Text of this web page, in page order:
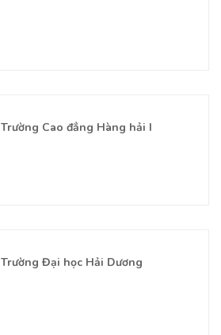
Trường Cao đẳng Hàng hải I
Trường Đại học Hải Dương